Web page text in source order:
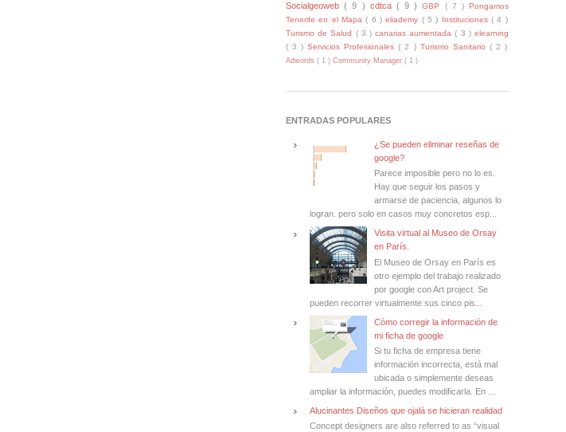
Socialgeoweb( 9 ) cdtca ( 9 )GBP ( 7 )Pongamos
Tenerife en el Mapa( 6 )eliademy ( 5 ) Instituciones( 4 )
Turismo de Salud ( 3 )canarias aumentada( 3 )elearning
( 3 )Servicios Profesionales( 2 ) Turismo Sanitario ( 2 )
Adwords ( 1 ) Community Manager ( 1 )
ENTRADAS POPULARES
¿Se pueden eliminar reseñas de
google?
Parece imposible pero no lo es.
Hay que seguir los pasos y
armarse de paciencia, algunos lo
logran. pero solo en casos muy concretos esp...
Visita virtual al Museo de Orsay
en París.
El Museo de Orsay en París es
otro ejemplo del trabajo realizado
por google con Art project. Se
pueden recorrer virtualmente sus cinco pis...
Cómo corregir la información de
mi ficha de google
Si tu ficha de empresa tiene
información incorrecta, está mal
ubicada o simplemente deseas
ampliar la información, puedes modificarla. En ...
Alucinantes Diseños que ojalá se hicieran realidad
Concept designers are also referred to as “visual